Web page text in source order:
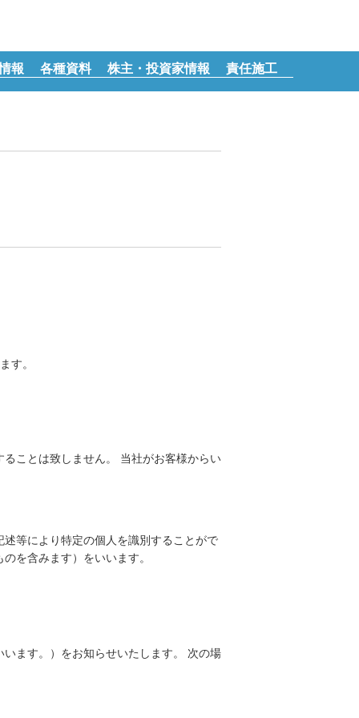
報 各種資料 株主・投資家情報 責任施工
す。
ことは致しません。 当社がお客様からい
等により特定の個人を識別することがで
を含みます）をいいます。
ます。）をお知らせいたします。 次の場